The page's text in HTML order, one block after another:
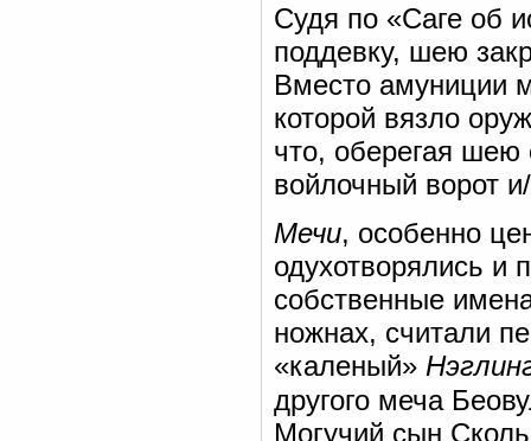
Судя по «Саге об
поддевку, шею
Вместо амуниции
которой вязло
что, оберегая шею
войлочный ворот
Мечи, особенно
одухотворялись и
собственные
ножнах, считали
«каленый»
другого меча
Могучий сын